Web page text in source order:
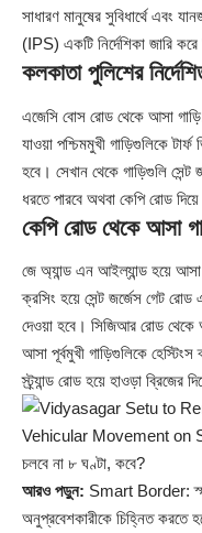
সাধারণ মানুষের সুবিধার্থে এবং
(IPS) একটি নির্দেশিকা জারি
কলকাতা পুলিশের
এজেসি বোস রোড থেকে আসা
যাওয়া পশ্চিমমুখী গাড়িগুলিকে
হবে। সেখান থেকে গাড়িগুলি সেন্ট
ধরতে পারবে অথবা কেপি রোড দিয়ে
কেপি রোড থেকে
জে অ্যান্ড এন আইল্যান্ড হয়ে আসা
ক্রসিং হয়ে সেন্ট জর্জেস গেট রোড
দেওয়া হবে। সিজিআর রোড থেকে
আসা পূর্বমুখী গাড়িগুলিকে
স্ট্র্যান্ড রোড হয়ে হাওড়া ব্রিজের
আরও পড়ুন: Smart Border:
অনুপ্রবেশকারীকে চিহ্নিত করতে